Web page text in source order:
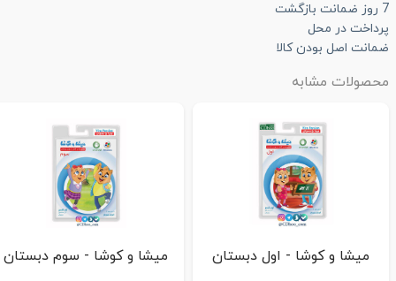
7 روز ضمانت بازگشت
پرداخت در محل
ضمانت اصل بودن کالا
محصولات مشابه
میشا و کوشا - اول دبستان میشا و کوشا - سوم دبستان